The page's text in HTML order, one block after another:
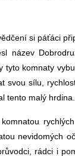
si páťáci
název
tyto komnaty
svou sílu,
tento malý hrdina.
nevidomých
rádci i